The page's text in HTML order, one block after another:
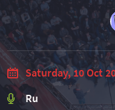
Saturday, 10 Oct
Ru